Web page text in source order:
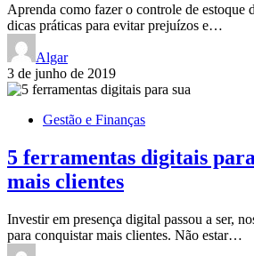
Aprenda como fazer o controle de estoque
dicas práticas para evitar prejuízos e…
Algar
3 de junho de 2019
Gestão e Finanças
5 ferramentas digitais
mais clientes
Investir em presença digital passou a ser,
para conquistar mais clientes. Não estar…